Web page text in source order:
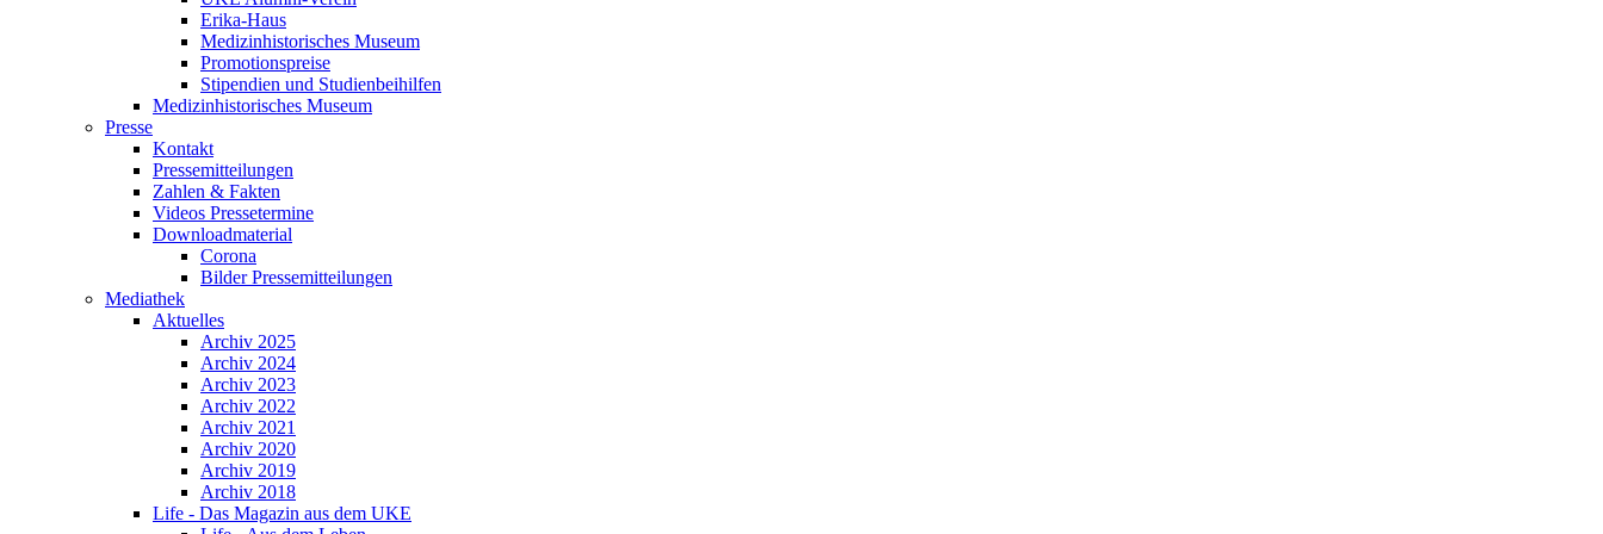
Erika-Haus
Medizinhistorisches Museum
Promotionspreise
Stipendien und Studienbeihilfen
Medizinhistorisches Museum
Presse
Kontakt
Pressemitteilungen
Zahlen & Fakten
Videos Pressetermine
Downloadmaterial
Corona
Bilder Pressemitteilungen
Mediathek
Aktuelles
Archiv 2025
Archiv 2024
Archiv 2023
Archiv 2022
Archiv 2021
Archiv 2020
Archiv 2019
Archiv 2018
Life - Das Magazin aus dem UKE